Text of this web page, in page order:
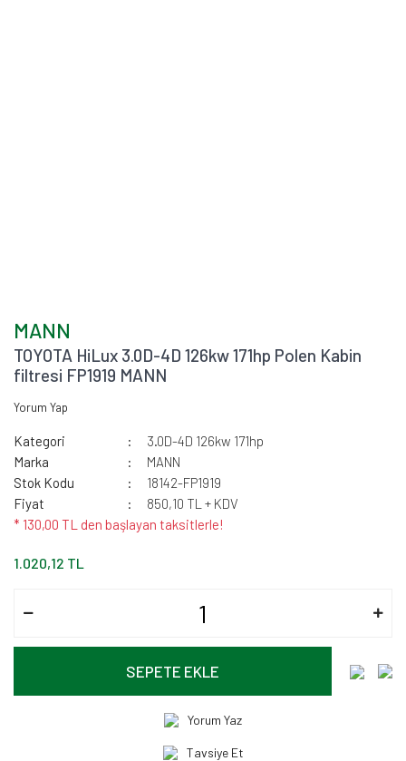
MANN
TOYOTA HiLux 3.0D-4D 126kw 171hp Polen Kabin
filtresi FP1919 MANN
Yorum Yap
Kategori
3.0D-4D 126kw 171hp
Marka
MANN
Stok Kodu
18142-FP1919
Fiyat
850,10 TL + KDV
* 130,00 TL den başlayan taksitlerle!
1.020,12 TL
SEPETE EKLE
Yorum Yaz
Tavsiye Et